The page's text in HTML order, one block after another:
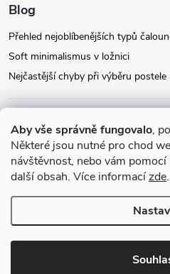
Aby vše správně fungovalo,
Některé jsou nutné pro chod
návštěvnost, nebo vám
další obsah. Více informacízde.
Blog
Přehled nejoblíbenějších typů
Soft minimalismus v ložnici
Nejčastější chyby při výběru postele
Instagram
Copyright 2026Relax-postele.cz.
nastavení